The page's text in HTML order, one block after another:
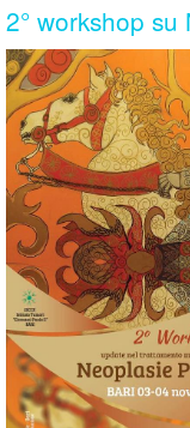
2° workshop